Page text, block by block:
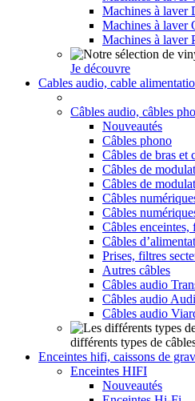
Machines à laver
Machines à laver
Machines à laver
Je découvre
Cables audio, cable
Câbles audio, câbles
Nouveautés
Câbles phono
Câbles de bras et
Câbles de
Câbles de
Câbles
Câbles
Câbles enceintes,
Câbles
Prises, filtres
Autres câbles
Câbles audio
Câbles audio
Câbles audio
différents types de
Enceintes hifi, caissons de
Enceintes HIFI
Nouveautés